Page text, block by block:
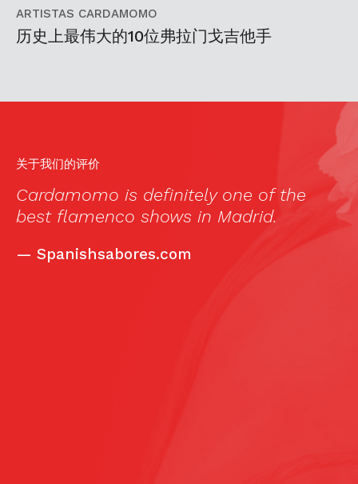
ARTISTAS CARDAMOMO
历史上最伟大的10位弗拉门戈吉他手
关于我们的评价
Cardamomo is definitely one of the
best flamenco shows in Madrid.
— Spanishsabores.com